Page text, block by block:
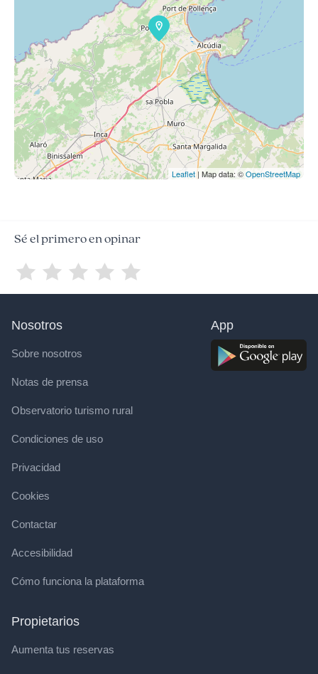
Leaflet| Map data: ©OpenStreetMap
Sé el primero en opinar
Nosotros
Sobre nosotros
Notas de prensa
Observatorio turismo rural
Condiciones de uso
Privacidad
Cookies
Contactar
Accesibilidad
Cómo funciona la plataforma
Propietarios
Aumenta tus reservas
App